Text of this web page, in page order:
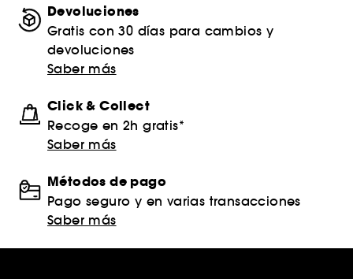
Devoluciones
Gratis con 30 días para cambios y
devoluciones
Saber más
Click & Collect
Recoge en 2h gratis*
Saber más
Métodos de pago
Pago seguro y en varias transacciones
Saber más